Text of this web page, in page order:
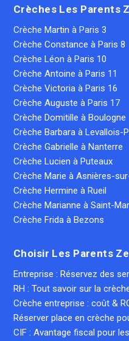
Crèches Les Parents
Crèche Martin à Paris 3
Crèche Constance à Paris 8
Crèche Léon à Paris 10
Crèche Antoine à Paris 11
Crèche Victoria à Paris 16
Crèche Auguste à Paris 17
Crèche Domitille à Boulogne
Crèche Barbara à Levallois-
Crèche Gabrielle à Nanterre
Crèche Lucien à Puteaux
Crèche Marie à Asnières-
Crèche Hermine à Rueil
Crèche Marianne à Saint-
Crèche Frida à Bezons
Choisir Les Parents
Entreprise : Réservez des
RH : Tout savoir sur la
Crèche entreprise : coût &
Réserver place en crèche
CIF : Avantage fiscal pour